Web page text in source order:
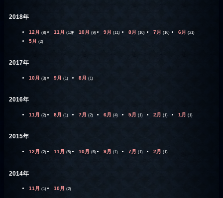
2018年
12月 (8) 11月 (10) 10月 (9) 9月 (11) 8月 (10) 7月 (16) 6月 (21)
5月 (2)
2017年
10月 (3) 9月 (1) 8月 (1)
2016年
11月 (2) 8月 (1) 7月 (2) 6月 (4) 5月 (1) 2月 (1) 1月 (1)
2015年
12月 (2) 11月 (5) 10月 (6) 9月 (1) 7月 (1) 2月 (1)
2014年
11月 (1) 10月 (2)